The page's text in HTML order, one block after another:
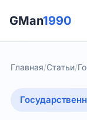
GMan1990
Главная/Статьи/